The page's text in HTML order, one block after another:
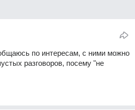
по интересам, с ними можно
разговоров, посему "не